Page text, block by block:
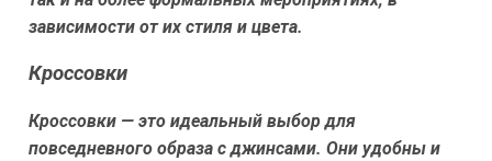
зависимости от их стиля и цвета.
Кроссовки
Кроссовки — это идеальный выбор для
повседневного образа с джинсами. Они удобны и